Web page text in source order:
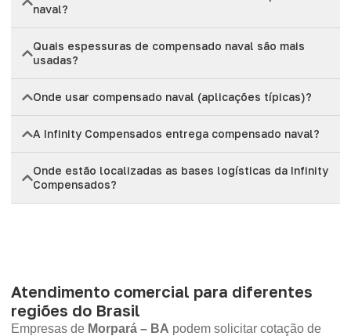
naval?
Quais espessuras de compensado naval são mais
usadas?
Onde usar compensado naval (aplicações típicas)?
A Infinity Compensados entrega compensado naval?
Onde estão localizadas as bases logísticas da Infinity
Compensados?
Atendimento comercial para diferentes
regiões do Brasil
Empresas de Morpará – BA podem solicitar cotação de